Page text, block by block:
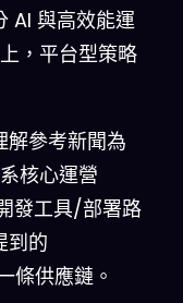
AI 與高效能運
，平台型策略
解參考新聞為
核心運營
發工具/部署路
到的
條供應鏈。